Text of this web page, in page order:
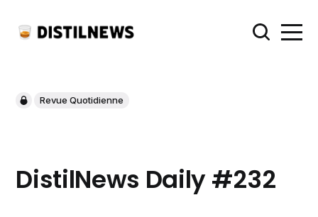
Revue Quotidienne
DistilNews Daily #232